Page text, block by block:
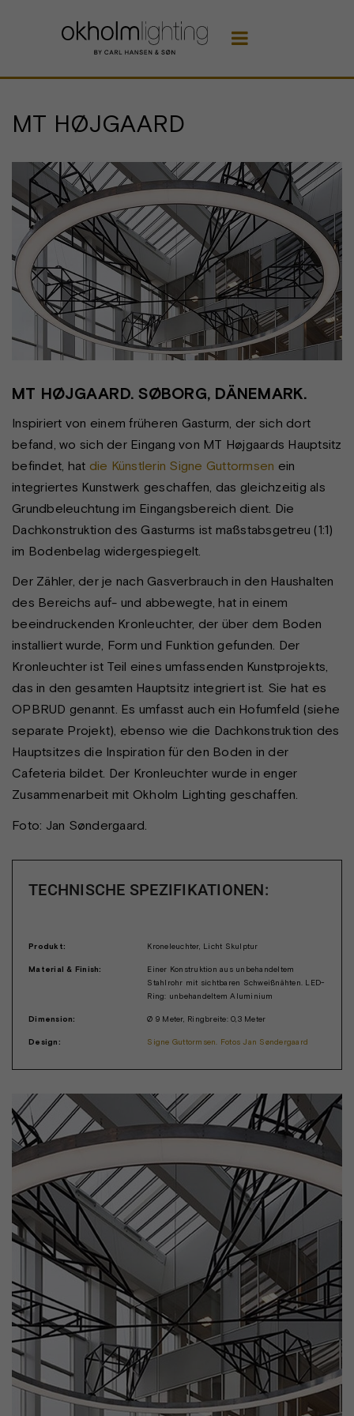

MT HØJGAARD
MT HØJGAARD. SØBORG, DÄNEMARK.
Inspiriert von einem früheren Gasturm, der sich dort
befand, wo sich der Eingang von MT Højgaards Hauptsitz
befindet, hat die Künstlerin Signe Guttormsen ein
integriertes Kunstwerk geschaffen, das gleichzeitig als
Grundbeleuchtung im Eingangsbereich dient. Die
Dachkonstruktion des Gasturms ist maßstabsgetreu (1:1)
im Bodenbelag widergespiegelt.
Der Zähler, der je nach Gasverbrauch in den Haushalten
des Bereichs auf- und abbewegte, hat in einem
beeindruckenden Kronleuchter, der über dem Boden
installiert wurde, Form und Funktion gefunden. Der
Kronleuchter ist Teil eines umfassenden Kunstprojekts,
das in den gesamten Hauptsitz integriert ist. Sie hat es
OPBRUD genannt. Es umfasst auch ein Hofumfeld (siehe
separate Projekt), ebenso wie die Dachkonstruktion des
Hauptsitzes die Inspiration für den Boden in der
Cafeteria bildet. Der Kronleuchter wurde in enger
Zusammenarbeit mit Okholm Lighting geschaffen.
Foto: Jan Søndergaard.
TECHNISCHE SPEZIFIKATIONEN:
Produkt: Kroneleuchter, Licht Skulptur
Material & Finish:
Einer Konstruktion aus unbehandeltem
Stahlrohr mit sichtbaren Schweißnähten. LED-
Ring: unbehandeltem Aluminium
Dimension: Ø 9 Meter, Ringbreite: 0,3 Meter
Design: Signe Guttormsen. Fotos Jan Søndergaard